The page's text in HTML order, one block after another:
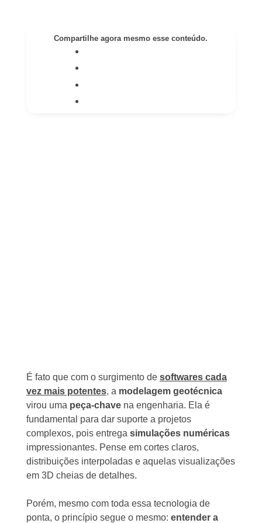
Compartilhe agora mesmo esse conteúdo.
É fato que com o surgimento de softwares cada
vez mais potentes, a modelagem geotécnica
virou uma peça-chavena engenharia. Ela é
fundamental para dar suporte a projetos
complexos, pois entrega simulações numéricas
impressionantes. Pense em cortes claros,
distribuições interpoladas e aquelas visualizações
em 3D cheias de detalhes.
Porém, mesmo com toda essa tecnologia de
ponta, o princípio segue o mesmo: entender a